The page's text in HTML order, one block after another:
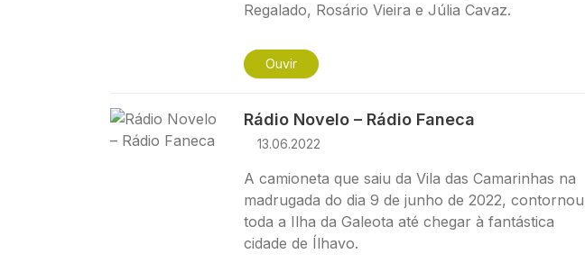
Regalado, Rosário Vieira e Júlia Cavaz.
Ouvir
Imagem Rádio Novelo – Rádio Faneca
13.06.2022
A camioneta que saiu da Vila das Camarinhas na
madrugada do dia 9 de junho de 2022, contornou
toda a Ilha da Galeota até chegar à fantástica
cidade de Ílhavo.